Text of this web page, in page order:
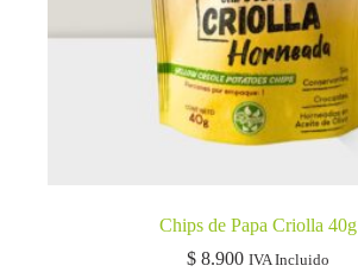
Chips de Papa Criolla 40g
$ 8.900 IVA Incluido